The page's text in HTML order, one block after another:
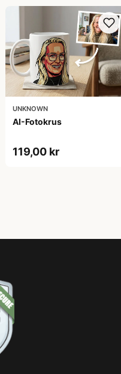
UNKNOWN
AI-Fotokrus
119,00 kr